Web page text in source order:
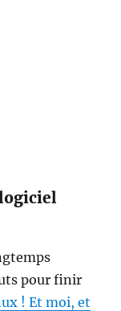
pour finir
! Et moi, et